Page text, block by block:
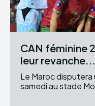
CAN féminine
leur revanche...
Le Maroc
samedi au stade